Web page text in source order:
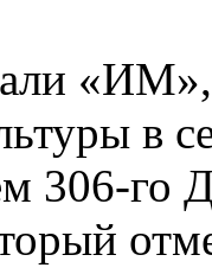
«ИМ»,
в
306-го